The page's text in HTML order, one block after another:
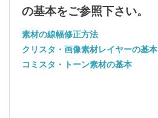
の基本をご参照下さい。
素材の線幅修正方法
クリスタ・画像素材レイヤーの基本
コミスタ・トーン素材の基本